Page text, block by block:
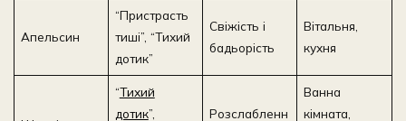
Апельсин
“Пристрасть
тиші”, “Тихий
дотик”
Свіжість і
бадьорість
Вітальня,
кухня
“Тихий
дотик”,
Розслабленн
Ванна
кімната,